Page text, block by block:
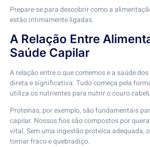
Prepare-se para descobrir como a
estão intimamente ligadas.
A Relação Entre
Saúde Capilar
A relação entre o que comemos e a saúde
direta e significativa. Tudo começa pela
utiliza os nutrientes para nutrir o couro
Proteínas, por exemplo, são fundamentais
capilar. Nossos fios são compostos por
vital. Sem uma ingestão proteica adequada,
tornar fraco e quebradiço.